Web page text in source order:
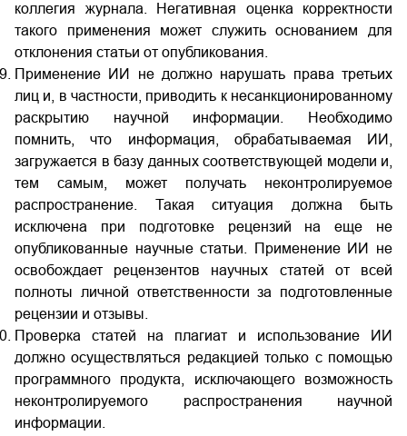
коллегия журнала. Негативная оценка корректности
такого применения может служить основанием для
отклонения статьи от опубликования.
Применение ИИ не должно нарушать права третьих
лиц и, в частности, приводить к несанкционированному
раскрытию научной информации. Необходимо
помнить, что информация, обрабатываемая ИИ,
загружается в базу данных соответствующей модели и,
тем самым, может получать неконтролируемое
распространение. Такая ситуация должна быть
исключена при подготовке рецензий на еще не
опубликованные научные статьи. Применение ИИ не
освобождает рецензентов научных статей от всей
полноты личной ответственности за подготовленные
рецензии и отзывы.
Проверка статей на плагиат и использование ИИ
должно осуществляться редакцией только с помощью
программного продукта, исключающего возможность
неконтролируемого распространения научной
информации.